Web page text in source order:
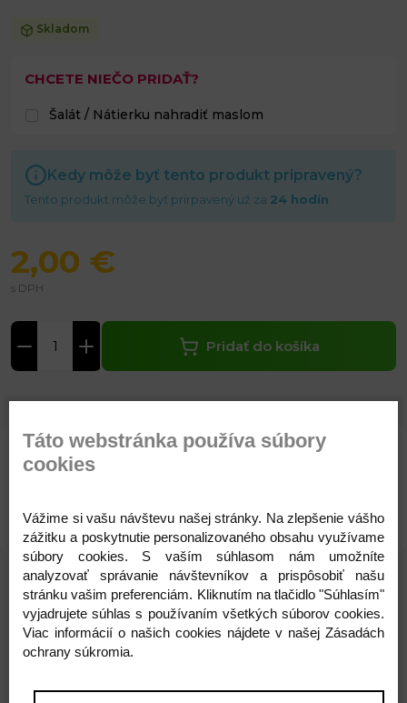
Skladom
CHCETE NIEČO PRIDAŤ?
Šalát / Nátierku nahradiť maslom
Kedy môže byť tento produkt pripravený?
Tento produkt môže byť prirpavený už za 24 hodín.
2,00 €
s DPH
Pridať do košíka
Parametre
Súvisiace produkty
Táto webstránka používa súbory
cookies
Vážime si vašu návštevu našej stránky. Na zlepšenie vášho
zážitku a poskytnutie personalizovaného obsahu využívame
súbory cookies. S vaším súhlasom nám umožníte
analyzovať správanie návštevníkov a prispôsobiť našu
stránku vašim preferenciám. Kliknutím na tlačidlo "Súhlasím"
vyjadrujete súhlas s používaním všetkých súborov cookies.
Viac informácií o našich cookies nájdete v našej Zásadách
ochrany súkromia.